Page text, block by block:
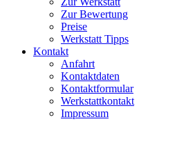
Zur Bewertung
Preise
Werkstatt Tipps
Kontakt
Anfahrt
Kontaktdaten
Kontaktformular
Werkstattkontakt
Impressum